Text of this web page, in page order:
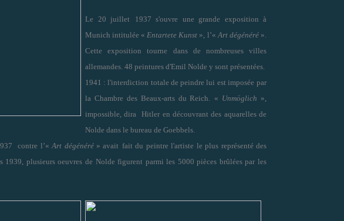
Le 20 juillet
1937 s'ouvre une grande exposition à
Munich intitulée « Entartete Kunst », l’« Art dégénéré ».
Cette exposition tourne dans de nombreuses villes
allemandes. 48 peintures d'Emil Nolde y sont présentées.
1941 : l'interdiction totale de peindre lui est imposée par
la Chambre des Beaux-arts du Reich
« Unmöglich »,
impossible , dira Hitler en découvrant des aquarelles de
Nolde dans le bureau de Goebbels.
contre l’«Art dégénéré» avait fait du peintre l'artiste le plus représenté des
1939, plusieurs oeuvres de Nolde figurent parmi les 5000 pièces brûlées par les